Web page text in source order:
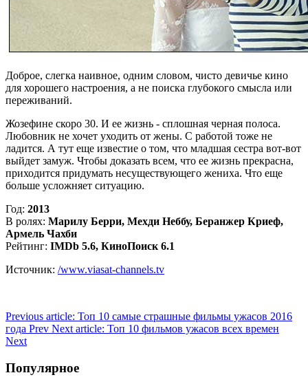
Доброе, слегка наивное, одним словом, чисто девичье кино
для хорошего настроения, а не поиска глубокого смысла или
переживаний.
Жозефине скоро 30. И ее жизнь - сплошная черная полоса.
Любовник не хочет уходить от жены. С работой тоже не
ладится. А тут еще известие о том, что младшая сестра вот-вот
выйдет замуж. Чтобы доказать всем, что ее жизнь прекрасна,
приходится придумать несуществующего жениха. Что еще
больше усложняет ситуацию.
Год: 2013
В ролях: Марилу Берри, Мехди Неббу, Беранжер Криеф,
Армель Чахби
Рейтинг: IMDb 5.6, КиноПоиск 6.1
Источник: /www.viasat-channels.tv
Previous article: Топ 10 самые страшные фильмы ужасов 2016
года Prev Next article: Топ 10 фильмов ужасов всех времен
Next
Популярное